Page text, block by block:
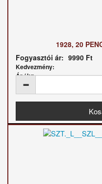
1928, 20
Fogyasztói ár: 9990 Ft
Kedvezmény:
Ár / kg: